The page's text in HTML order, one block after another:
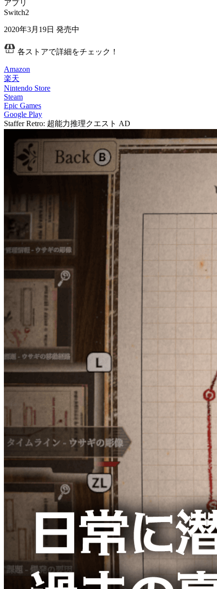
アプリ
Switch2
2020年3月19日 発売中
各ストアで詳細をチェック！
Amazon
楽天
Nintendo Store
Steam
Epic Games
Google Play
Staffer Retro: 超能力推理クエスト AD